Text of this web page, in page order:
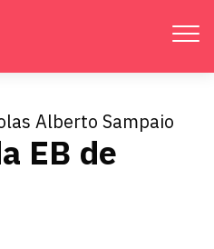
Alberto Sampaio
EB de